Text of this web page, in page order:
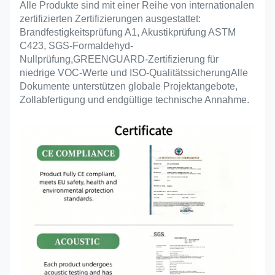
Alle Produkte sind mit einer Reihe von internationalen
zertifizierten Zertifizierungen ausgestattet:
Brandfestigkeitsprüfung A1, Akustikprüfung ASTM
C423, SGS-Formaldehyd-
Nullprüfung,GREENGUARD-Zertifizierung für
niedrige VOC-Werte und ISO-QualitätssicherungAlle
Dokumente unterstützen globale Projektangebote,
Zollabfertigung und endgültige technische Annahme.